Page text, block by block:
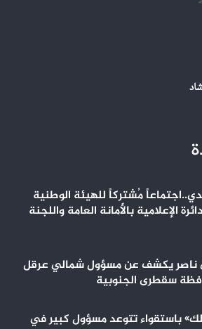
مُشتركاً للهيئة الوطنية
الإعلامية بالأمانة العامة واللجنة
ناصر يكشف عن مسؤول شمالي عرقل
سقطرى الجنوبية
باستقواء تتوعد مسؤول كبير في